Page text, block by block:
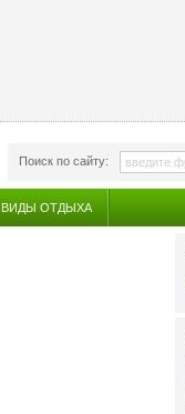
Поиск по сайту:
ВИДЫ ОТДЫХА